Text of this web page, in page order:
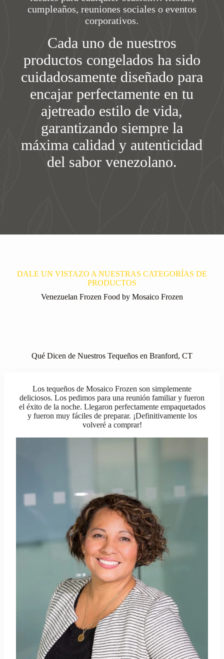
cumpleaños, reuniones sociales o eventos
corporativos.
Cada uno de nuestros
productos congelados ha sido
cuidadosamente diseñado para
encajar perfectamente en tu
ajetreado estilo de vida,
garantizando siempre la
máxima calidad y autenticidad
del sabor venezolano.
DALE UN VISTAZO A NUESTRAS CATEGORÍAS DE
PRODUCTOS
Venezuelan Frozen Food by Mosaico Frozen
Qué Dicen de Nuestros Tequeños en Branford, CT
Los tequeños de Mosaico Frozen son simplemente
deliciosos. Los pedimos para una reunión familiar y fueron
el éxito de la noche. Llegaron perfectamente empaquetados
y fueron muy fáciles de preparar. ¡Definitivamente los
volveré a comprar!